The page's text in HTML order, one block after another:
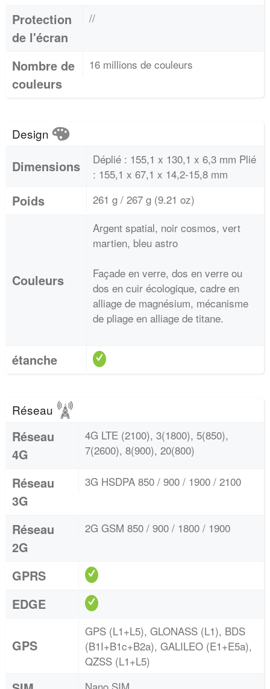
Protection
de l'écran
//
Nombre de
couleurs
16 millions de couleurs
Design
Dimensions
Déplié : 155,1 x 130,1 x 6,3 mm Plié
: 155,1 x 67,1 x 14,2-15,8 mm
Poids 261 g / 267 g (9.21 oz)
Couleurs
Argent spatial, noir cosmos, vert
martien, bleu astro
Façade en verre, dos en verre ou
dos en cuir écologique, cadre en
alliage de magnésium, mécanisme
de pliage en alliage de titane.
étanche
Réseau
Réseau
4G
4G LTE (2100), 3(1800), 5(850),
7(2600), 8(900), 20(800)
Réseau
3G
3G HSDPA 850 / 900 / 1900 / 2100
Réseau
2G
2G GSM 850 / 900 / 1800 / 1900
GPRS
EDGE
GPS
GPS (L1+L5), GLONASS (L1), BDS
(B1I+B1c+B2a), GALILEO (E1+E5a),
QZSS (L1+L5)